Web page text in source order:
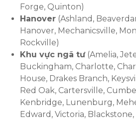
Forge, Quinton)
Hanover (Ashland,
Hanover, Mechanicsville,
Rockville)
Khu vực ngã tư(Amelia,
Buckingham, Charlotte,
House, Drakes Branch,
Red Oak, Cartersville,
Kenbridge, Lunenburg,
Edward, Victoria, Blackstone,